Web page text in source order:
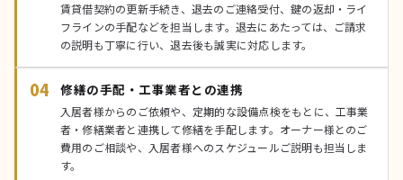
賃貸借契約の更新手続き、退去のご連絡受付、鍵の返却・ライ
フラインの手配などを担当します。退去にあたっては、ご請求
の説明も丁寧に行い、退去後も誠実に対応します。
04 修繕の手配・工事業者との連携
入居者様からのご依頼や、定期的な設備点検をもとに、工事業
者・修繕業者と連携して修繕を手配します。オーナー様とのご
費用のご相談や、入居者様へのスケジュールご説明も担当しま
す。